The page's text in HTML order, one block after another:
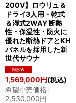
200V】ロウリュ＆
ドライ3人用・乾式
＆湿式2WAY 断熱
性・保温性・防火に
優れた断熱ドアとKH
パネルを採用した新
世代サウナ
1,569,000円(税込)
希望小売価格:
2,530,000円